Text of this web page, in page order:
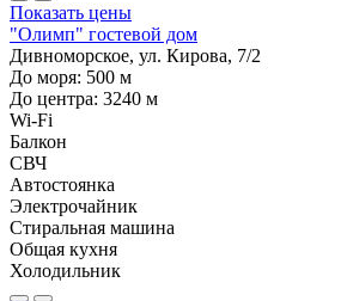
Показать цены
"Олимп" гостевой дом
Дивноморское, ул. Кирова, 7/2
До моря: 500 м
До центра: 3240 м
Wi-Fi
Балкон
СВЧ
Автостоянка
Электрочайник
Стиральная машина
Общая кухня
Холодильник